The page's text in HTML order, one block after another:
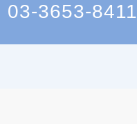
03-3653-8411